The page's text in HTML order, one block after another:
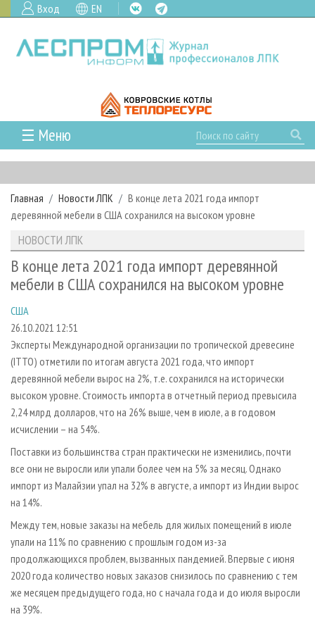
Вход EN
☰ Меню
ГЛАВНАЯ
РУБРИКИ И ТЕМЫ
РУБРИКИ ЖУРНАЛА
ЛЕСОЗАГОТОВКА
ЛЕСОПИЛЕНИЕ
СУШКА ДРЕВЕСИНЫ
ПРОИЗВОДСТВО ДРЕВЕСНЫХ ПЛИТ
ДЕРЕВЯННОЕ ДОМОСТРОЕНИЕ
ПРОИЗВОДСТВО МЕБЕЛИ
БИОЭНЕРГЕТИКА
ИНСТРУМЕНТ И МАТЕРИАЛЫ
НОВОСТИ
НОВОСТИ ЛПК
НОВОСТИ ЖУРНАЛА
ПРОЕКТЫ ЛПИ
АНАЛИТИКА
ПРЕДПРИЯТИЯ ЛПК
ПЕРСОНЫ
МОБИЛЬНЫЕ ВЫСТАВКИ
ОФИЦИАЛЬНЫЕ ДЕЛЕГАЦИИ
ПРИОРИТЕТНЫЕ ИНВЕСТПРОЕКТЫ
RUSSIAN FORESTRY REVIEW
ГАЗЕТА ЛЕСПРОМФОРУМ
БИБЛИОТЕКА СПЕЦИАЛИСТА
АРХИВ ЖУРНАЛОВ
О ЖУРНАЛЕ
КОНТАКТЫ
РЕКЛАМОДАТЕЛЯМ
РЕКЛАМА
РЕКЛАМА НА САЙТЕ
Главная Новости ЛПК
В конце лета 2021 года импорт
деревянной мебели в США сохранился на высоком уровне
НОВОСТИ ЛПК
В конце лета 2021 года импорт деревянной
мебели в США сохранился на высоком уровне
США
26.10.2021 12:51
Эксперты Международной организации по тропической древесине
(ITTO) отметили по итогам августа 2021 года, что импорт
деревянной мебели вырос на 2%, т.е. сохранился на исторически
высоком уровне. Стоимость импорта в отчетный период превысила
2,24 млрд долларов, что на 26% выше, чем в июле, а в годовом
исчислении – на 54%.
Поставки из большинства стран практически не изменились, почти
все они не выросли или упали более чем на 5% за месяц. Однако
импорт из Малайзии упал на 32% в августе, а импорт из Индии вырос
на 14%.
Между тем, новые заказы на мебель для жилых помещений в июле
упали на 11% по сравнению с прошлым годом из-за
продолжающихся проблем, вызванных пандемией. Впервые с июня
2020 года количество новых заказов снизилось по сравнению с тем
же месяцем предыдущего года, но с начала года и до июля выросли
на 39%.